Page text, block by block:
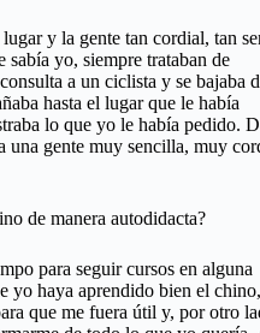
y la gente tan cordial, tan
yo, siempre trataban de
a un ciclista y se bajaba
hasta el lugar que le había
lo que yo le había pedido.
una gente muy sencilla, muy
de manera autodidacta?
para seguir cursos en alguna
yo haya aprendido bien el
que me fuera útil y, por otro